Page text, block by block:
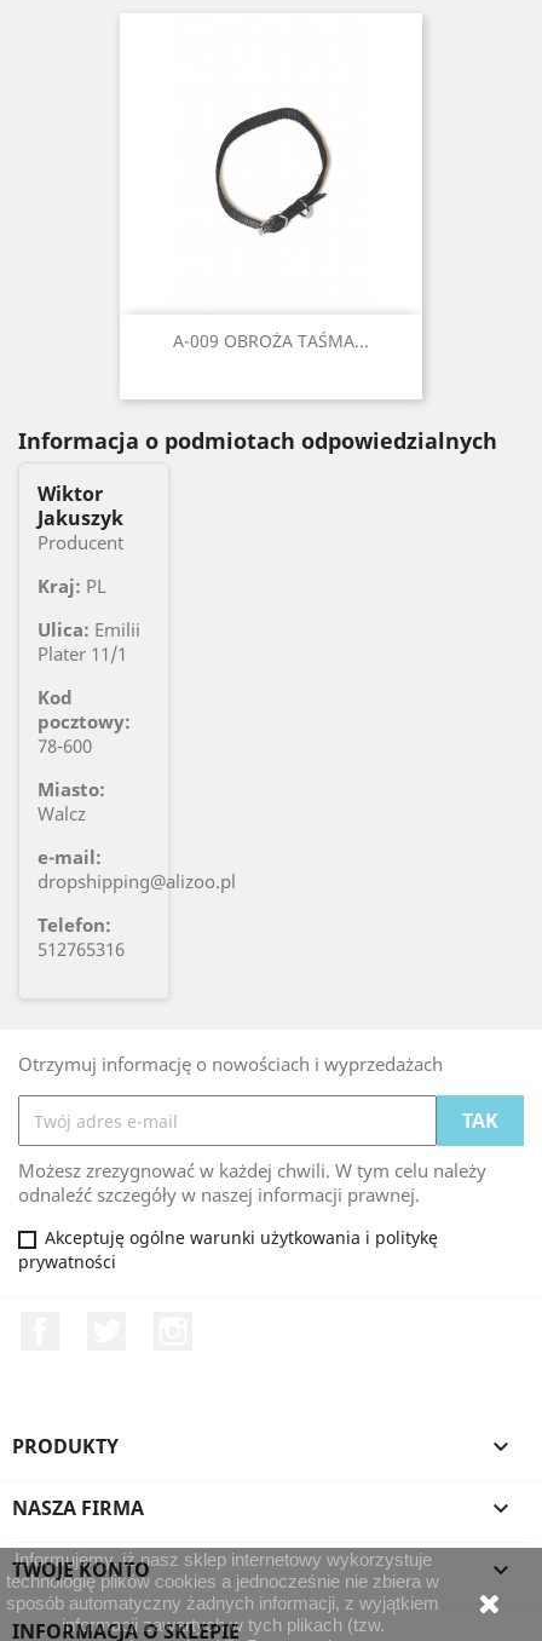
A-009 OBROŻA TAŚMA...
Informacja o podmiotach odpowiedzialnych
Wiktor
Jakuszyk
Producent
Kraj: PL
Ulica: Emilii
Plater 11/1
Kod
pocztowy:
78-600
Miasto:
Walcz
e-mail:
dropshipping@alizoo.pl
Telefon:
512765316
Otrzymuj informację o nowościach i wyprzedażach
Możesz zrezygnować w każdej chwili. W tym celu należy
odnaleźć szczegóły w naszej informacji prawnej.
Akceptuję ogólne warunki użytkowania i politykę
prywatności
PRODUKTY 
NASZA FIRMA 
TWOJE KONTO 
INFORMACJA O SKLEPIE
Informujemy, iż nasz sklep internetowy wykorzystuje
technologię plików cookies a jednocześnie nie zbiera w
sposób automatyczny żadnych informacji, z wyjątkiem
informacji zawartych w tych plikach (tzw.